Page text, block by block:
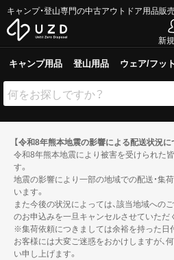
キャンプ・登山専門の中古アウトドア用品販
新
キャンプ用品 登山用品 ウェア/フッ
【令和8年熊本地震の影響による配送状況に
令和8年熊本地震により被害を受けられた
す。
地震の影響により一部の地域での配送・集
います。
また今後の状況によっては、該当地域への
のお申込みを一旦キャンセルさせていただ
※集荷依頼につきましては余裕を持った日
お客様には大変ご迷惑をおかけしますが、
い申し上げます。